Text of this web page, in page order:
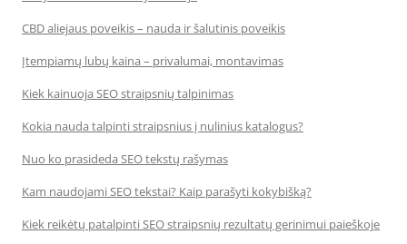
CBD aliejaus poveikis – nauda ir šalutinis poveikis
Įtempiamų lubų kaina – privalumai, montavimas
Kiek kainuoja SEO straipsnių talpinimas
Kokia nauda talpinti straipsnius į nulinius katalogus?
Nuo ko prasideda SEO tekstų rašymas
Kam naudojami SEO tekstai? Kaip parašyti kokybišką?
Kiek reikėtų patalpinti SEO straipsnių rezultatų gerinimui paieškoje